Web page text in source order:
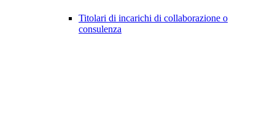
Titolari di incarichi di collaborazione o
consulenza